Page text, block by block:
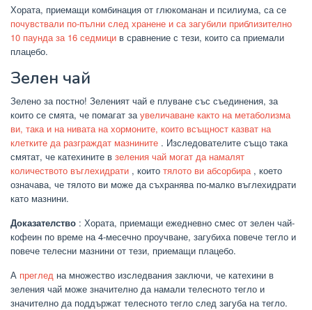
Хората, приемащи комбинация от глюкоманан и псилиума, са се
почувствали по-пълни след хранене и са загубили приблизително
10 паунда за 16 седмици в сравнение с тези, които са приемали
плацебо.
Зелен чай
Зелено за постно! Зеленият чай е плуване със съединения, за
които се смята, че помагат заувеличаване както на метаболизма
ви, така и на нивата на хормоните, които всъщност казват на
клетките да разграждат мазнините . Изследователите също така
смятат, че катехините в зеления чай могат да намалят
количеството въглехидрати , които тялото ви абсорбира, което
означава, че тялото ви може да съхранява по-малко въглехидрати
като мазнини.
Доказателство : Хората, приемащи ежедневно смес от зелен чай-
кофеин по време на 4-месечно проучване, загубиха повече тегло и
повече телесни мазнини от тези, приемащи плацебо.
А преглед на множество изследвания заключи, че катехини в
зеления чай може значително да намали телесното тегло и
значително да поддържат телесното тегло след загуба на тегло.